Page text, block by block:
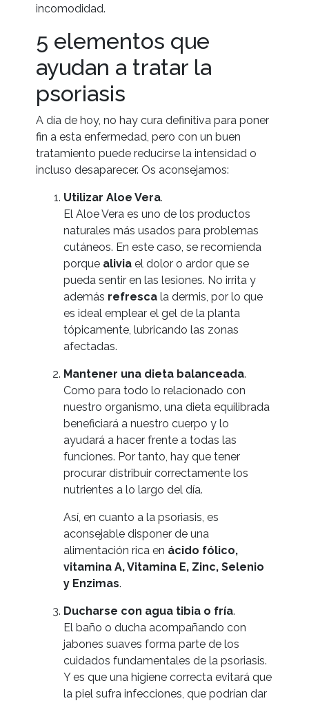
Inicio
Características
Contacto
incomodidad.
5 elementos que
ayudan a tratar la
psoriasis
A día de hoy, no hay cura definitiva para poner
fin a esta enfermedad, pero con un buen
tratamiento puede reducirse la intensidad o
incluso desaparecer. Os aconsejamos:
Utilizar Aloe Vera.
El Aloe Vera es uno de los productos
naturales más usados para problemas
cutáneos. En este caso, se recomienda
porque alivia el dolor o ardor que se
pueda sentir en las lesiones. No irrita y
además refresca la dermis, por lo que
es ideal emplear el gel de la planta
tópicamente, lubricando las zonas
afectadas.
Mantener una dieta balanceada.
Como para todo lo relacionado con
nuestro organismo, una dieta equilibrada
beneficiará a nuestro cuerpo y lo
ayudará a hacer frente a todas las
funciones. Por tanto, hay que tener
procurar distribuir correctamente los
nutrientes a lo largo del día.
Así, en cuanto a la psoriasis, es
aconsejable disponer de una
alimentación rica en ácido fólico,
vitamina A, Vitamina E, Zinc, Selenio
y Enzimas.
Ducharse con agua tibia o fría.
El baño o ducha acompañando con
jabones suaves forma parte de los
cuidados fundamentales de la psoriasis.
Y es que una higiene correcta evitará que
la piel sufra infecciones, que podrían dar